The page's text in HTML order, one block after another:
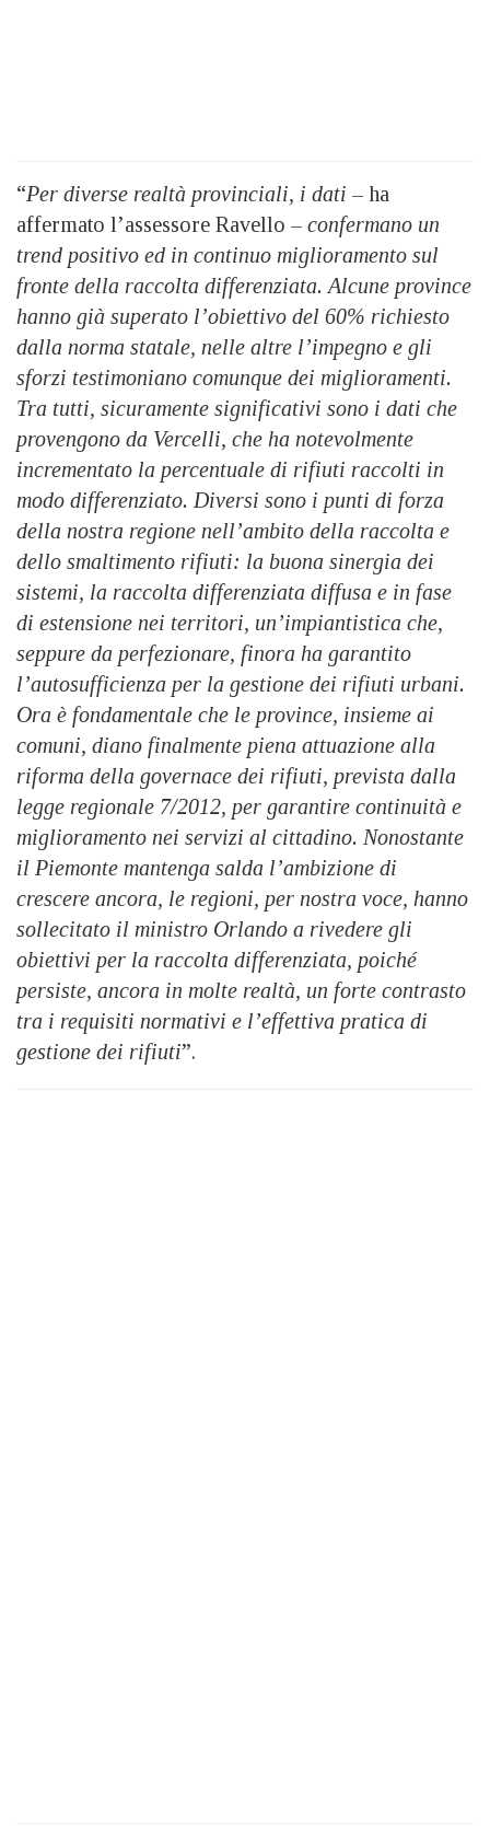
“Per diverse realtà provinciali, i dati – ha
affermato l’assessore Ravello – confermano un
trend positivo ed in continuo miglioramento sul
fronte della raccolta differenziata. Alcune province
hanno già superato l’obiettivo del 60% richiesto
dalla norma statale, nelle altre l’impegno e gli
sforzi testimoniano comunque dei miglioramenti.
Tra tutti, sicuramente significativi sono i dati che
provengono da Vercelli, che ha notevolmente
incrementato la percentuale di rifiuti raccolti in
modo differenziato. Diversi sono i punti di forza
della nostra regione nell’ambito della raccolta e
dello smaltimento rifiuti: la buona sinergia dei
sistemi, la raccolta differenziata diffusa e in fase
di estensione nei territori, un’impiantistica che,
seppure da perfezionare, finora ha garantito
l’autosufficienza per la gestione dei rifiuti urbani.
Ora è fondamentale che le province, insieme ai
comuni, diano finalmente piena attuazione alla
riforma della governace dei rifiuti, prevista dalla
legge regionale 7/2012, per garantire continuità e
miglioramento nei servizi al cittadino. Nonostante
il Piemonte mantenga salda l’ambizione di
crescere ancora, le regioni, per nostra voce, hanno
sollecitato il ministro Orlando a rivedere gli
obiettivi per la raccolta differenziata, poiché
persiste, ancora in molte realtà, un forte contrasto
tra i requisiti normativi e l’effettiva pratica di
gestione dei rifiuti”.